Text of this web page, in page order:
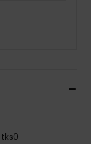
tks0